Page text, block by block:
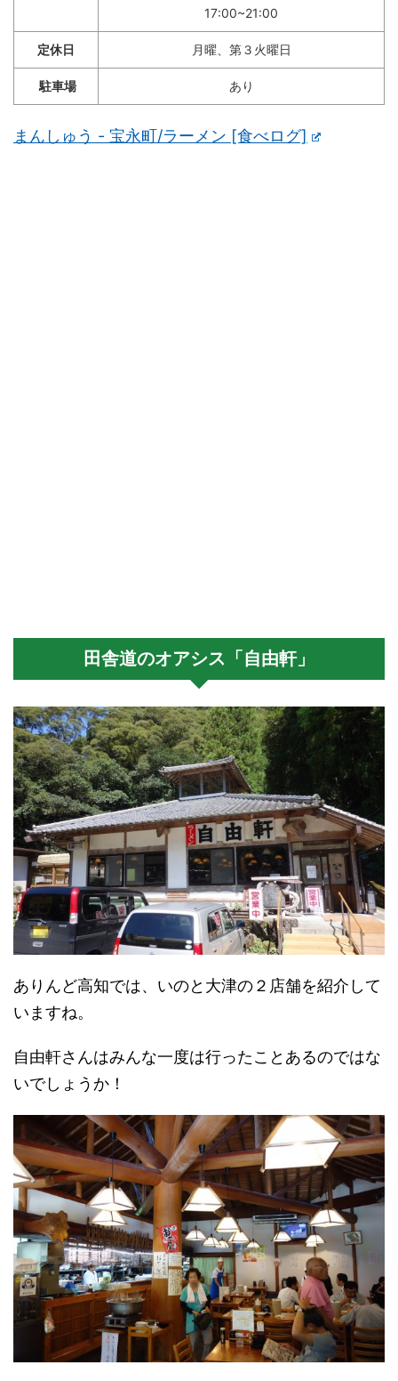
17:00~21:00
定休日 月曜、第３火曜日
駐車場 あり
まんしゅう - 宝永町/ラーメン [食べログ]
田舎道のオアシス「自由軒」
ありんど高知では、いのと大津の２店舗を紹介して
いますね。
自由軒さんはみんな一度は行ったことあるのではな
いでしょうか！